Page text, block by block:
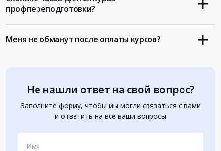
Не нашли ответ на свой вопрос?
Заполните форму, чтобы мы могли связаться с вами
и ответить на все ваши вопросы
Имя
профпереподготовки?
Меня не обманут после оплаты курсов?